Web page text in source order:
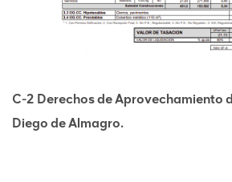
C-2 Derechos de Aprovechamiento
Diego de Almagro.